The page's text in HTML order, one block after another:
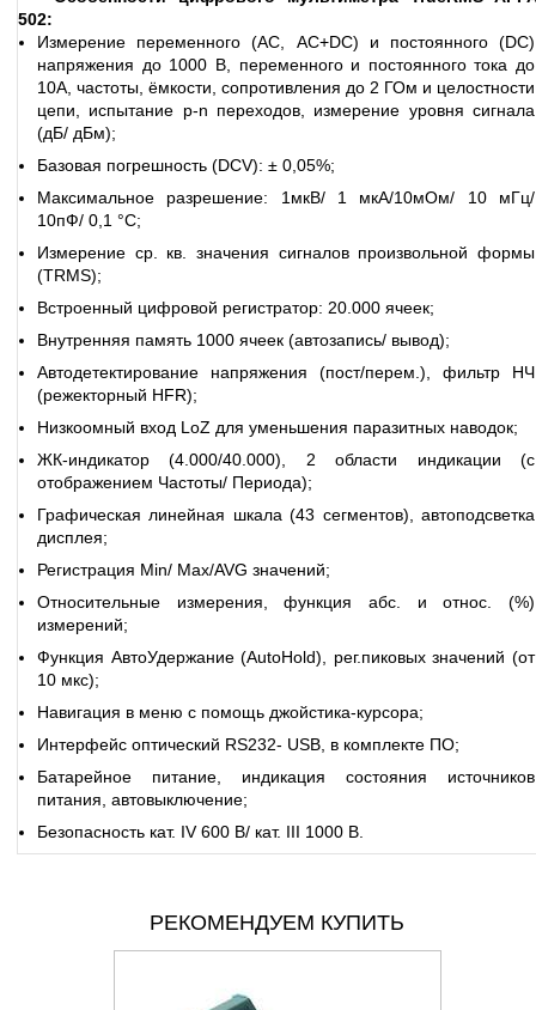
502:
Измерение переменного (АС, AC+DC) и постоянного (DC)
напряжения до 1000 В, переменного и постоянного тока до
10А, частоты, ёмкости, сопротивления до 2 ГОм и целостности
цепи, испытание p-n переходов, измерение уровня сигнала
(дБ/ дБм);
Базовая погрешность (DCV): ± 0,05%;
Максимальное разрешение: 1мкВ/ 1 мкА/10мОм/ 10 мГц/
10пФ/ 0,1 °С;
Измерение ср. кв. значения сигналов произвольной формы
(TRMS);
Встроенный цифровой регистратор: 20.000 ячеек;
Внутренняя память 1000 ячеек (автозапись/ вывод);
Автодетектирование напряжения (пост/перем.), фильтр НЧ
(режекторный HFR);
Низкоомный вход LoZ для уменьшения паразитных наводок;
ЖК-индикатор (4.000/40.000), 2 области индикации (c
отображением Частоты/ Периода);
Графическая линейная шкала (43 сегментов), автоподсветка
дисплея;
Регистрация Min/ Max/AVG значений;
Относительные измерения, функция абс. и относ. (%)
измерений;
Функция АвтоУдержание (AutoHold), рег.пиковых значений (от
10 мкс);
Навигация в меню с помощь джойстика-курсора;
Интерфейс оптический RS232- USB, в комплекте ПО;
Батарейное питание, индикация состояния источников
питания, автовыключение;
Безопасность кат. IV 600 В/ кат. III 1000 В.
РЕКОМЕНДУЕМ КУПИТЬ